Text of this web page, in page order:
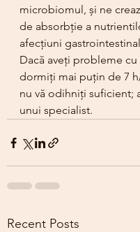
microbiomul, și ne
de absorbție a
afecțiuni
Dacă aveți probleme cu
dormiți mai puțin de 7
nu vă odihniți suficient;
unui specialist.
Recent Posts